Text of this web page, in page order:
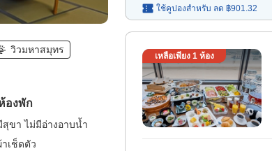
วิวมหาสมุทร
องพัก
สุขา ไม่มีอ่างอาบน้ำ
าเช็ดตัว
ใช้คูปองสำหรับ ลด ฿901.32
เหลือเพียง 1ห้อง